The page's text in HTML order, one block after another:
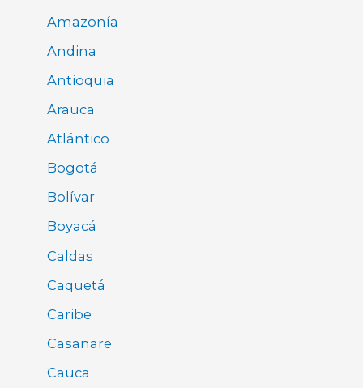
Amazonía
Andina
Antioquia
Arauca
Atlántico
Bogotá
Bolívar
Boyacá
Caldas
Caquetá
Caribe
Casanare
Cauca